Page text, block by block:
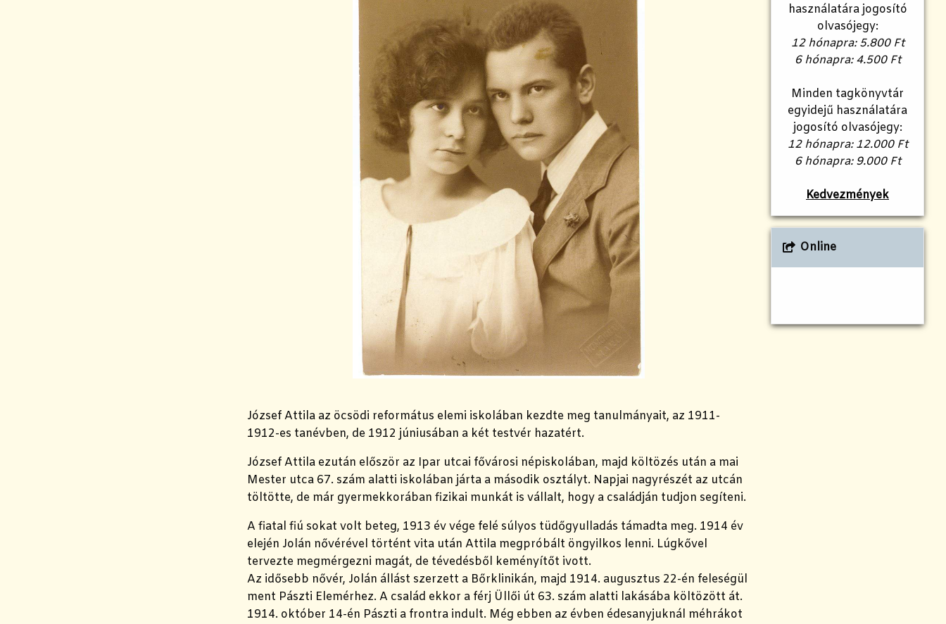
József Attila az öcsödi református elemi iskolában kezdte meg tanulmányait, az 1911-
1912-es tanévben, de 1912 júniusában a két testvér hazatért.
József Attila ezután először az Ipar utcai fővárosi népiskolában, majd költözés után a mai
Mester utca 67. szám alatti iskolában járta a második osztályt. Napjai nagyrészét az utcán
töltötte, de már gyermekkorában fizikai munkát is vállalt, hogy a családján tudjon segíteni.
A fiatal fiú sokat volt beteg, 1913 év vége felé súlyos tüdőgyulladás támadta meg. 1914 év
elején Jolán nővérével történt vita után Attila megpróbált öngyilkos lenni. Lúgkővel
tervezte megmérgezni magát, de tévedésből keményítőt ivott.
Az idősebb nővér, Jolán állást szerzett a Bőrklinikán, majd 1914. augusztus 22-én feleségül
ment Pászti Elemérhez. A család ekkor a férj Üllői út 63. szám alatti lakásába költözött át.
1914. október 14-én Pászti a frontra indult. Még ebben az évben édesanyjuknál méhrákot
használatára jogosító
olvasójegy:
12 hónapra: 5.800 Ft
6 hónapra: 4.500 Ft
Minden tagkönyvtár
egyidejű használatára
jogosító olvasójegy:
12 hónapra: 12.000 Ft
6 hónapra: 9.000 Ft
Kedvezmények
Online